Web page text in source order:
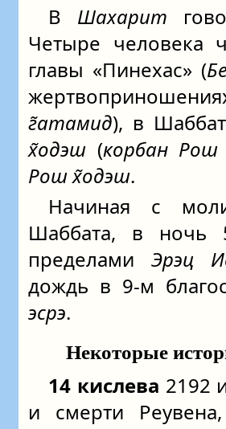
В Шахарит
Четыре человека
главы «Пинехас» (
г̃атамид), в
х̃одэш (корбан Рош
Рош х̃одэш.
Начиная с
Шаббата, в ночь
пределами Эрэц
дождь в 9-м
эсрэ.
Некоторые
14 кислева 2192
и смерти